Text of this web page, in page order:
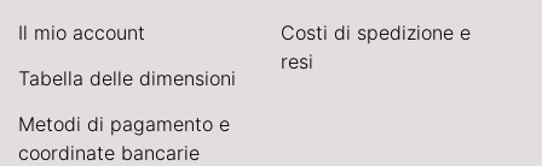
Il mio account
Tabella delle dimensioni
Metodi di pagamento e
coordinate bancarie
Costi di spedizione e
resi